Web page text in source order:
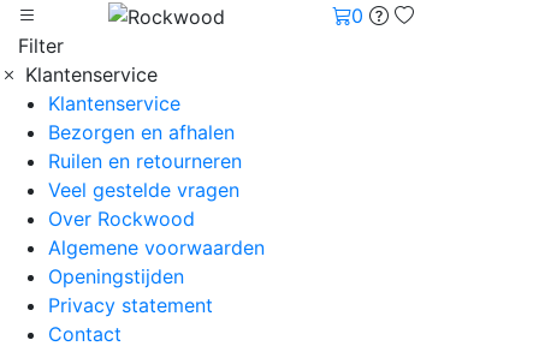
0
Filter
Klantenservice
Klantenservice
Bezorgen en afhalen
Ruilen en retourneren
Veel gestelde vragen
Over Rockwood
Algemene voorwaarden
Openingstijden
Privacy statement
Contact